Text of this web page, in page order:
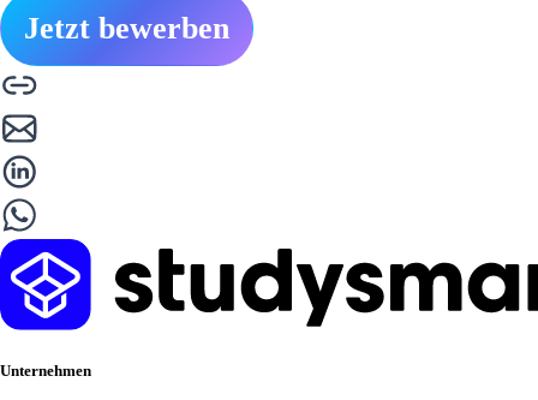
Jetzt bewerben
Unternehmen